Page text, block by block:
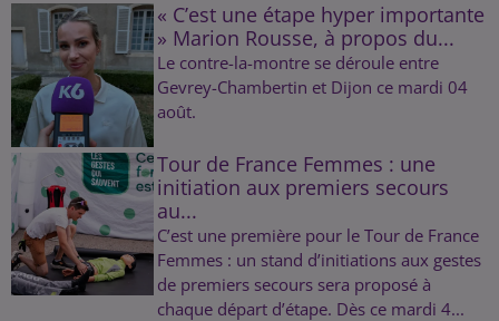
« C’est une étape hyper importante
» Marion Rousse, à propos du...
Le contre-la-montre se déroule entre
Gevrey-Chambertin et Dijon ce mardi 04
août.
Tour de France Femmes : une
initiation aux premiers secours
au...
C’est une première pour le Tour de France
Femmes : un stand d’initiations aux gestes
de premiers secours sera proposé à
chaque départ d’étape. Dès ce mardi 4...